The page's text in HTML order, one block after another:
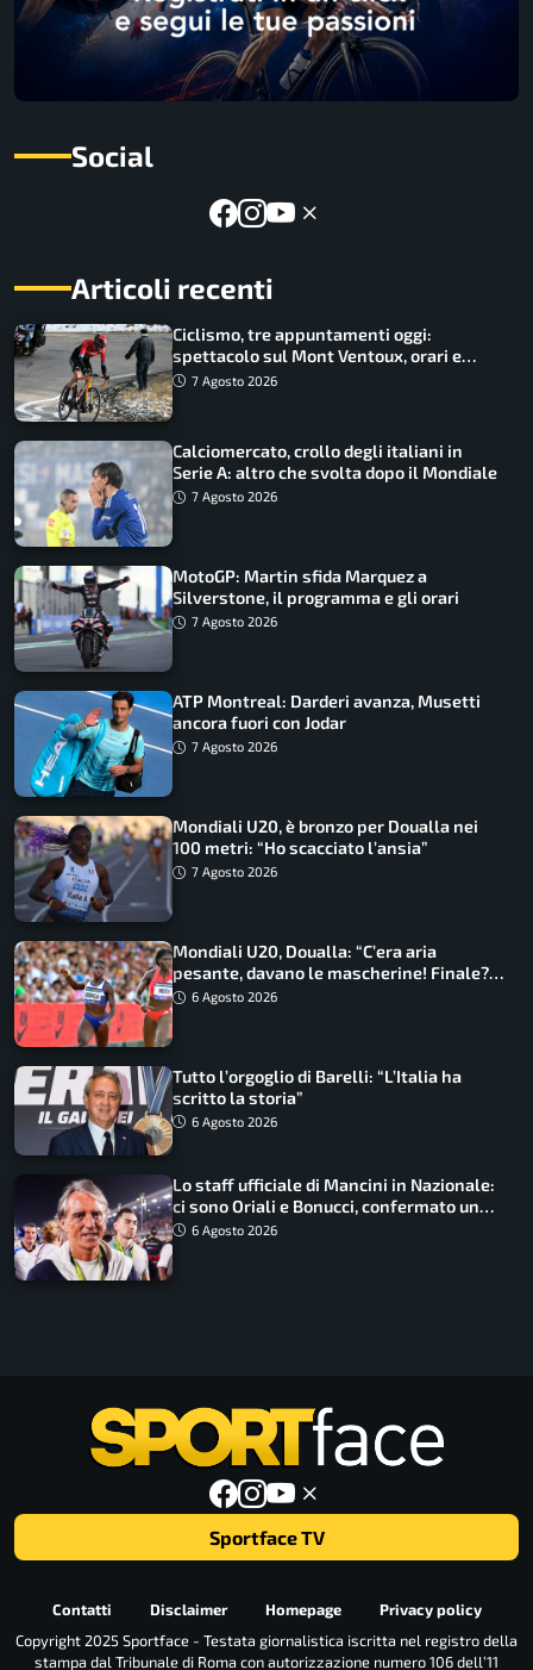
Social
Articoli recenti
Ciclismo, tre appuntamenti oggi:
spettacolo sul Mont Ventoux, orari e
come vederli
7 Agosto 2026
Calciomercato, crollo degli italiani in
Serie A: altro che svolta dopo il Mondiale
7 Agosto 2026
MotoGP: Martin sfida Marquez a
Silverstone, il programma e gli orari
7 Agosto 2026
ATP Montreal: Darderi avanza, Musetti
ancora fuori con Jodar
7 Agosto 2026
Mondiali U20, è bronzo per Doualla nei
100 metri: “Ho scacciato l’ansia”
7 Agosto 2026
Mondiali U20, Doualla: “C’era aria
pesante, davano le mascherine! Finale?
Non ho nulla da perdere”
6 Agosto 2026
Tutto l’orgoglio di Barelli: “L’Italia ha
scritto la storia”
6 Agosto 2026
Lo staff ufficiale di Mancini in Nazionale:
ci sono Oriali e Bonucci, confermato un
ritorno
6 Agosto 2026
Sportface TV
Contatti Disclaimer Homepage
Privacy policy
Copyright 2025 Sportface - Testata giornalistica iscritta nel registro della
stampa dal Tribunale di Roma con autorizzazione numero 106 dell’11